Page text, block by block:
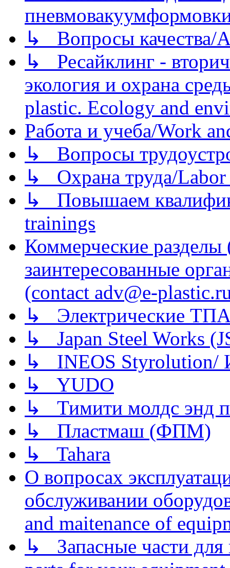
↳ Вопросы качества/
↳ Ресайклинг -
экология и охрана
plastic. Ecology and
Работа и учеба/Work
↳ Вопросы
↳ Охрана труда/Labor
↳ Повышаем
trainings
Коммерческие
заинтересованные
(contact adv@e-
↳ Электрические
↳ Japan Steel Works
↳ INEOS
↳ YUDO
↳ Тимити молдс энд
↳ Пластмаш (ФПМ)
↳ Tahara
О вопросах
обслуживании
and maitenance of
↳ Запасные части для